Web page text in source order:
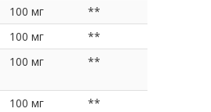
100 мг
**
100 мг
**
100 мг **
100 мг
**